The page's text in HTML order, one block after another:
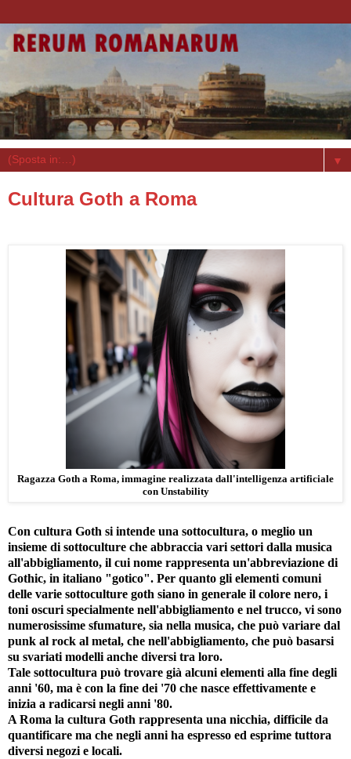
▼
Cultura Goth a Roma
Ragazza Goth a Roma, immagine realizzata dall'intelligenza artificiale
con Unstability
Con cultura Goth si intende una sottocultura, o meglio un
insieme di sottoculture che abbraccia vari settori dalla musica
all'abbigliamento, il cui nome rappresenta un'abbreviazione di
Gothic, in italiano "gotico". Per quanto gli elementi comuni
delle varie sottoculture goth siano in generale il colore nero, i
toni oscuri specialmente nell'abbigliamento e nel trucco, vi sono
numerosissime sfumature, sia nella musica, che può variare dal
punk al rock al metal, che nell'abbigliamento, che può basarsi
su svariati modelli anche diversi tra loro.
Tale sottocultura può trovare già alcuni elementi alla fine degli
anni '60, ma è con la fine dei '70 che nasce effettivamente e
inizia a radicarsi negli anni '80.
A Roma la cultura Goth rappresenta una nicchia, difficile da
quantificare ma che negli anni ha espresso ed esprime tuttora
diversi negozi e locali.